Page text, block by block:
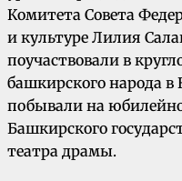
Комитета Совета
и культуре Лилия
поучаствовали в
башкирского народа
побывали на
Башкирского
театра драмы.